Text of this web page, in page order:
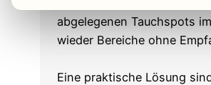
abgelegenen Tauchspots
wieder Bereiche ohne
Eine praktische Lösung